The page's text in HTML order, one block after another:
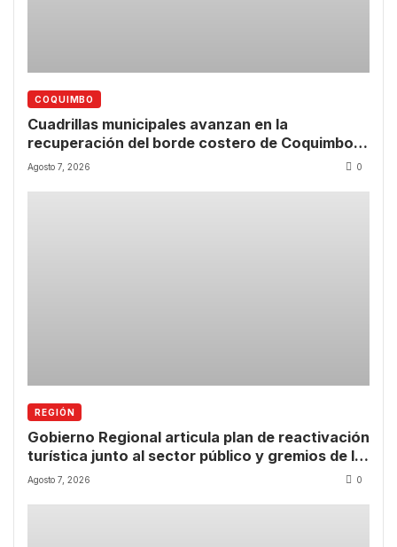
COQUIMBO
Cuadrillas municipales avanzan en la
recuperación del borde costero de Coquimbo
tras las lluvias
Agosto 7, 2026 0
REGIÓN
Gobierno Regional articula plan de reactivación
turística junto al sector público y gremios de la
Región de Coquimbo
Agosto 7, 2026 0